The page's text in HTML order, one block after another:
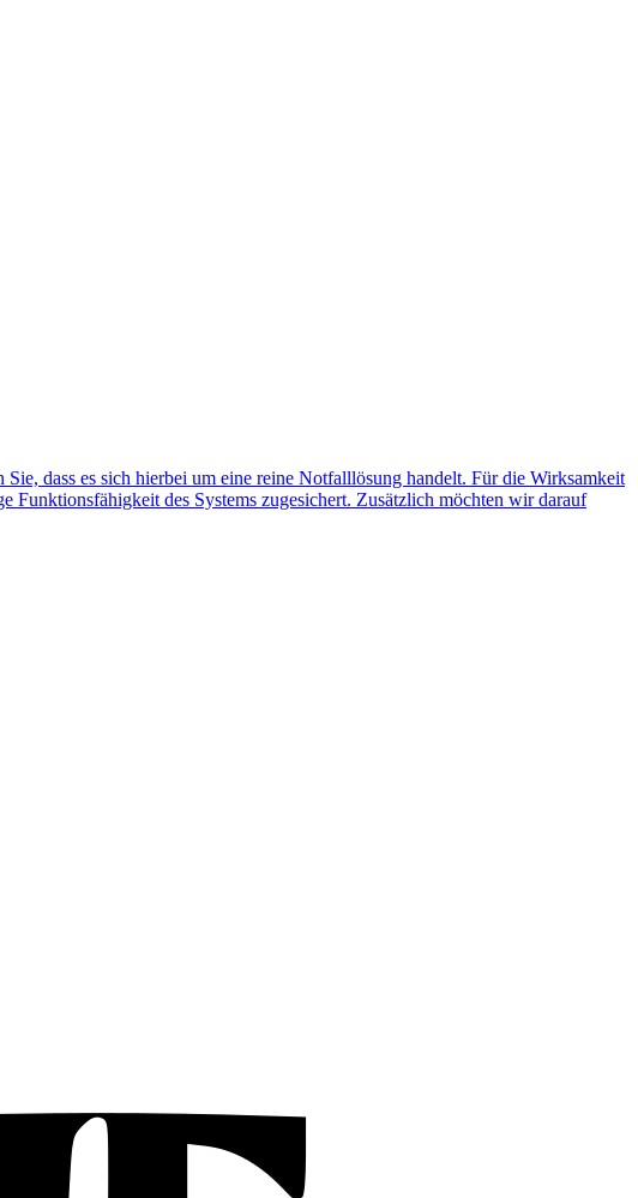
dass es sich hierbei um eine reine Notfalllösung handelt. Für die Wirksamkeit
Funktionsfähigkeit des Systems zugesichert. Zusätzlich möchten wir darauf